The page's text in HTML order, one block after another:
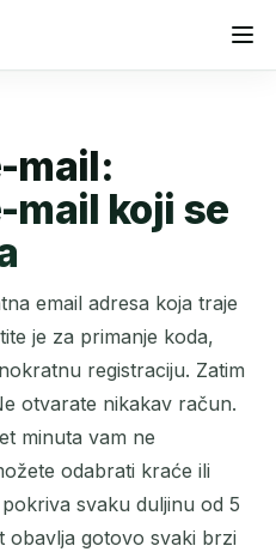
mail:
mail koji se
email adresa koja traje
je za primanje koda,
registraciju. Zatim
otvarate nikakav račun.
minuta vam ne
odabrati kraće ili
svaku duljinu od 5
obavlja gotovo svaki brzi